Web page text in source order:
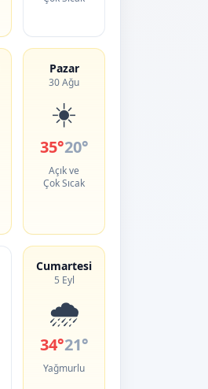
Pazar
30 Ağu
☀️
35°20°
Açık ve
Çok Sıcak
Cumartesi
5 Eyl
🌧️
34°21°
Yağmurlu